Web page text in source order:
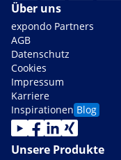
Über uns
expondo Partners
AGB
Datenschutz
Cookies
Impressum
Karriere
Inspirationen Blog
Unsere Produkte